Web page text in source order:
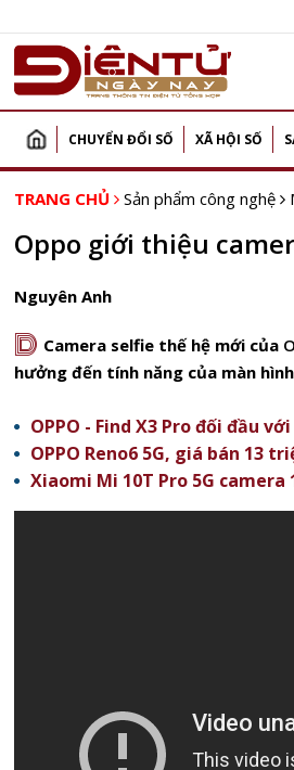
CHUYỂN ĐỔI SỐ XÃ HỘI SỐ
TRANG CHỦ Sản phẩm công nghệ
Oppo giới thiệu
Nguyên Anh
D Camera selfie thế hệ mới của
hưởng đến tính năng của màn
OPPO - Find X3 Pro đối đầu
OPPO Reno6 5G, giá bán 13
Xiaomi Mi 10T Pro 5G